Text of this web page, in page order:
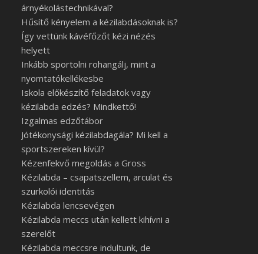
árnyékolástechnikával?
Hűsítő kényelem a kézilabdásoknak is?
Így vettünk kávéfőzőt kézi nézés
helyett
Inkább sportolni rohangálj, mint a
nyomtatókellékesbe
Iskola előkészítő feladatok vagy
kézilabda edzés? Mindkettő!
Izgalmas edzőtábor
Jótékonysági kézilabdagála? Mi kell a
sportszereken kívül?
Kézenfekvő megoldás a Gross
Kézilabda – csapatszellem, arculat és
szurkolói identitás
Kézilabda lencsevégen
Kézilabda meccs után kellett kihívni a
szerelőt
Kézilabda meccsre indultunk, de